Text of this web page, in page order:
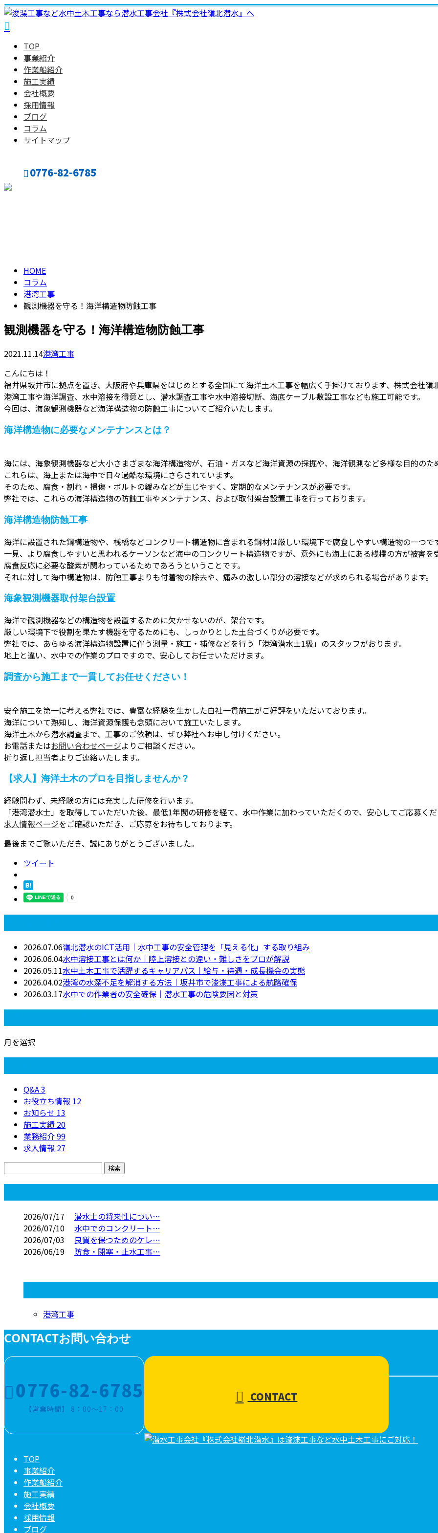
TOP
事業紹介
作業船紹介
施工実績
会社概要
採用情報
ブログ
コラム
サイトマップ
0776-82-6785
HOME
コラム
港湾工事
観測機器を守る！海洋構造物防蝕工事
観測機器を守る！海洋構造物防蝕工事
2021.11.14港湾工事
こんにちは！
福井県坂井市に拠点を置き、大阪府や兵庫県をはじめとする全国にて海洋土木工事を幅広く手掛けております、株式会社嶺
港湾工事や海洋調査、水中溶接を得意とし、潜水調査工事や水中溶接切断、海底ケーブル敷設工事なども施工可能です。
今回は、海象観測機器など海洋構造物の防蝕工事についてご紹介いたします。
海洋構造物に必要なメンテナンスとは？
海には、海象観測機器など大小さまざまな海洋構造物が、石油・ガスなど海洋資源の採掘や、海洋観測など多様な目的のた
これらは、海上または海中で日々過酷な環境にさらされています。
そのため、腐食・割れ・損傷・ボルトの緩みなどが生じやすく、定期的なメンテナンスが必要です。
弊社では、これらの海洋構造物の防蝕工事やメンテナンス、および取付架台設置工事を行っております。
海洋構造物防蝕工事
海洋に設置された鋼構造物や、桟橋などコンクリート構造物に含まれる鋼材は厳しい環境下で腐食しやすい構造物の一つで
一見、より腐食しやすいと思われるケーソンなど海中のコンクリート構造物ですが、意外にも海上にある桟橋の方が被害
腐食反応に必要な酸素が関わっているためであろうということです。
それに対して海中構造物は、防蝕工事よりも付着物の除去や、痛みの激しい部分の溶接などが求められる場合があります。
海象観測機器取付架台設置
海洋で観測機器などの構造物を設置するために欠かせないのが、架台です。
厳しい環境下で役割を果たす機器を守るためにも、しっかりとした土台づくりが必要です。
弊社では、あらゆる海洋構造物設置に伴う測量・施工・補修などを行う「港湾潜水士1級」のスタッフがおります。
地上と違い、水中での作業のプロですので、安心してお任せいただけます。
調査から施工まで一貫してお任せください！
安全施工を第一に考える弊社では、豊富な経験を生かした自社一貫施工がご好評をいただいております。
海洋について熟知し、海洋資源保護も念頭において施工いたします。
海洋土木から潜水調査まで、工事のご依頼は、ぜひ弊社へお申し付けください。
お電話またはお問い合わせページよりご相談ください。
折り返し担当者よりご連絡いたします。
【求人】海洋土木のプロを目指しませんか？
経験問わず、未経験の方には充実した研修を行います。
「港湾潜水士」を取得していただいた後、最低1年間の研修を経て、水中作業に加わっていただくので、安心してご応募く
求人情報ページをご確認いただき、ご応募をお待ちしております。
最後までご覧いただき、誠にありがとうございました。
ツイート
2026.07.06嶺北潜水のICT活用｜水中工事の安全管理を「見える化」する取り組み
2026.06.04水中溶接工事とは何か｜陸上溶接との違い・難しさをプロが解説
2026.05.11水中土木工事で活躍するキャリアパス｜給与・待遇・成長機会の実態
2026.04.02港湾の水深不足を解消する方法｜坂井市で浚渫工事による航路確保
2026.03.17水中での作業者の安全確保｜潜水工事の危険要因と対策
月を選択
Q&A3
お役立ち情報 12
お知らせ 13
施工実績 20
業務紹介99
求人情報 27
2026/07/17
潜水士の将来性につい…
2026/07/10
水中でのコンクリート…
2026/07/03
良質を保つためのケレ…
2026/06/19
防食・閉塞・止水工事…
港湾工事
CONTACTお問い合わせ
0776-82-6785
【営業時間】 8：00～17：00
CONTACT
TOP
事業紹介
作業船紹介
施工実績
会社概要
採用情報
ブログ